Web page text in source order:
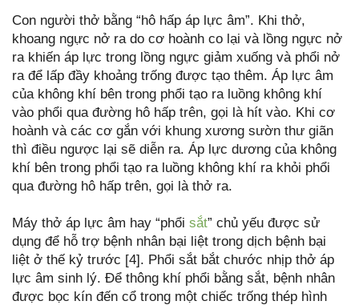
Con người thở bằng “hô hấp áp lực âm”. Khi thở,
khoang ngực nở ra do cơ hoành co lại và lồng ngực nở
ra khiến áp lực trong lồng ngực giảm xuống và phổi nở
ra để lấp đầy khoảng trống được tạo thêm. Áp lực âm
của không khí bên trong phổi tạo ra luồng không khí
vào phổi qua đường hô hấp trên, gọi là hít vào. Khi cơ
hoành và các cơ gắn với khung xương sườn thư giãn
thì điều ngược lại sẽ diễn ra. Áp lực dương của không
khí bên trong phổi tạo ra luồng không khí ra khỏi phổi
qua đường hô hấp trên, gọi là thở ra.
Máy thở áp lực âm hay “phổi sắt” chủ yếu được sử
dụng để hỗ trợ bệnh nhân bại liệt trong dịch bệnh bại
liệt ở thế kỷ trước [4]. Phổi sắt bắt chước nhịp thở áp
lực âm sinh lý. Để thông khí phổi bằng sắt, bệnh nhân
được bọc kín đến cổ trong một chiếc trống thép hình